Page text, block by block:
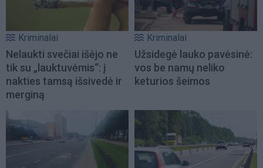
Kriminalai
Nelaukti svečiai išėjo ne
tik su „lauktuvėmis“: į
nakties tamsą išsivedė ir
merginą
Kriminalai
Užsidegė lauko pavėsinė:
vos be namų neliko
keturios šeimos